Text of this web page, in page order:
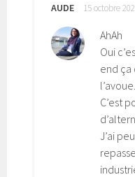
AUDE 15 octobre
AhAh
Oui
end ça
l’avoue.
C’est
J’ai